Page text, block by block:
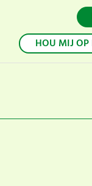
HOU MIJ OP